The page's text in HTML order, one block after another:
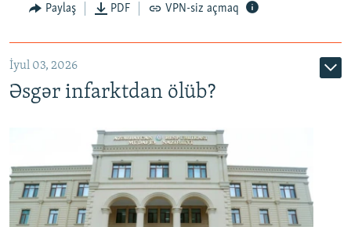
Auto 240p 360p 480p
720p 1080p
Paylaş PDF VPN-siz açmaq
İyul 03, 2026
Əsgər infarktdan ölüb?